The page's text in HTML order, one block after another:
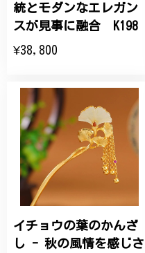
統とモダンなエレガン
スが見事に融合 K198
¥38,800
イチョウの葉のかんざ
し - 秋の風情を感じさ